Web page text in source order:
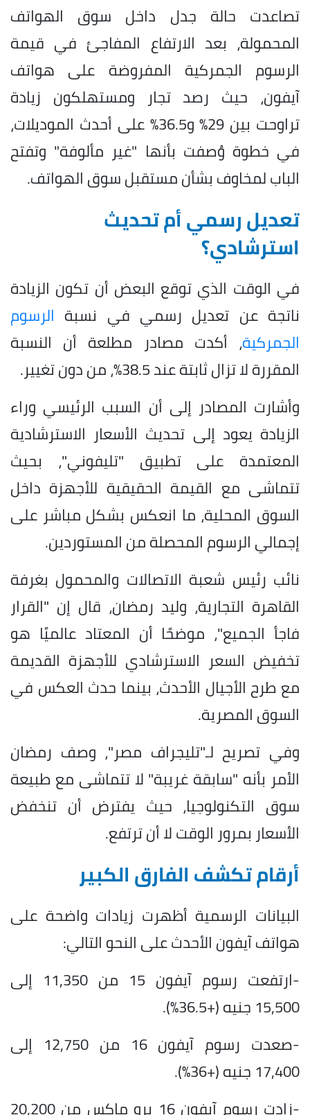
تصاعدت حالة جدل داخل سوق الهواتف
المحمولة، بعد الارتفاع المفاجئ في قيمة
الرسوم الجمركية المفروضة على هواتف
آيفون، حيث رصد تجار ومستهلكون زيادة
تراوحت بين 29% و36.5% على أحدث الموديلات،
في خطوة وُصفت بأنها "غير مألوفة" وتفتح
الباب لمخاوف بشأن مستقبل سوق الهواتف.
تعديل رسمي أم تحديث
استرشادي؟
في الوقت الذي توقع البعض أن تكون الزيادة
ناتجة عن تعديل رسمي في نسبة الرسوم
الجمركية، أكدت مصادر مطلعة أن النسبة
المقررة لا تزال ثابتة عند 38.5%، من دون تغيير.
وأشارت المصادر إلى أن السبب الرئيسي وراء
الزيادة يعود إلى تحديث الأسعار الاسترشادية
المعتمدة على تطبيق "تليفوني"، بحيث
تتماشى مع القيمة الحقيقية للأجهزة داخل
السوق المحلية، ما انعكس بشكل مباشر على
إجمالي الرسوم المحصلة من المستوردين.
نائب رئيس شعبة الاتصالات والمحمول بغرفة
القاهرة التجارية، وليد رمضان، قال إن "القرار
فاجأ الجميع"، موضحًا أن المعتاد عالميًا هو
تخفيض السعر الاسترشادي للأجهزة القديمة
مع طرح الأجيال الأحدث، بينما حدث العكس في
السوق المصرية.
وفي تصريح لـ"تليجراف مصر"، وصف رمضان
الأمر بأنه "سابقة غريبة" لا تتماشى مع طبيعة
سوق التكنولوجيا، حيث يفترض أن تنخفض
الأسعار بمرور الوقت لا أن ترتفع.
أرقام تكشف الفارق الكبير
البيانات الرسمية أظهرت زيادات واضحة على
هواتف آيفون الأحدث على النحو التالي:
-ارتفعت رسوم آيفون 15 من 11,350 إلى
15,500 جنيه (+36.5%).
-صعدت رسوم آيفون 16 من 12,750 إلى
17,400 جنيه (+36%).
-زادت رسوم آيفون 16 برو ماكس من 20,200